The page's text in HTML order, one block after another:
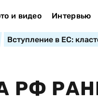
и видео Интервью
Вступление в ЕС:
РФ